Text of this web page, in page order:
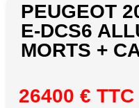
PEUGEOT
E-DCS6
MORTS +
26400 € TTC